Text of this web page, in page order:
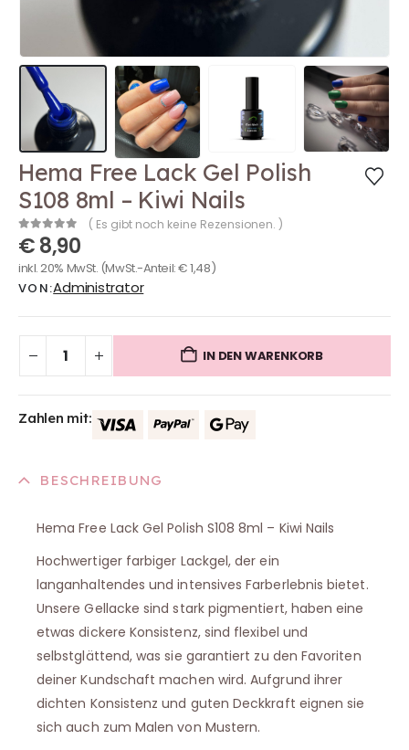
Hema Free Lack Gel Polish
S108 8ml – Kiwi Nails
0out of 5
( Es gibt noch keine Rezensionen. )
€8,90
inkl. 20% MwSt. (MwSt.-Anteil:€1,48)
VON:Administrator
IN DEN WARENKORB
Zahlen mit:
BESCHREIBUNG
Hema Free Lack Gel Polish S108 8ml – Kiwi Nails
Hochwertiger farbiger Lackgel, der ein
langanhaltendes und intensives Farberlebnis bietet.
Unsere Gellacke sind stark pigmentiert, haben eine
etwas dickere Konsistenz, sind flexibel und
selbstglättend, was sie garantiert zu den Favoriten
deiner Kundschaft machen wird. Aufgrund ihrer
dichten Konsistenz und guten Deckkraft eignen sie
sich auch zum Malen von Mustern.